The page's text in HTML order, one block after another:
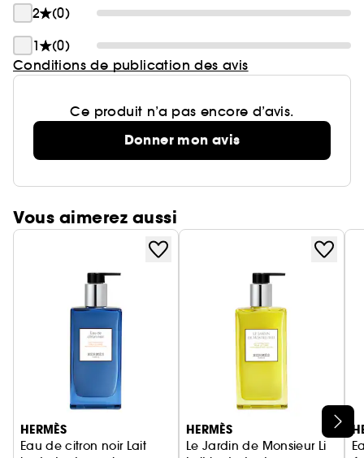
2
(0)
1
(0)
Conditions de publication des avis
Ce produit n’a pas encore d’avis.
Donner mon avis
Vous aimerez aussi
Ignorer le carrousel produits
HERMÈS
Eau de citron noir Lait
HERMÈS
Le Jardin de Monsieur Li